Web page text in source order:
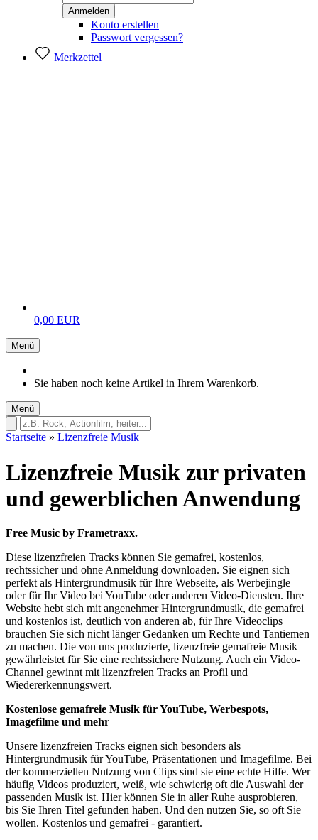
Konto erstellen
Passwort vergessen?
Merkzettel
0,00 EUR
Menü
Sie haben noch keine Artikel in Ihrem Warenkorb.
Menü
Startseite » Lizenzfreie Musik
Lizenzfreie Musik zur privaten
und gewerblichen Anwendung
Free Music by Frametraxx.
Diese lizenzfreien Tracks können Sie gemafrei, kostenlos,
rechtssicher und ohne Anmeldung downloaden. Sie eignen sich
perfekt als Hintergrundmusik für Ihre Webseite, als Werbejingle
oder für Ihr Video bei YouTube oder anderen Video-Diensten. Ihre
Website hebt sich mit angenehmer Hintergrundmusik, die gemafrei
und kostenlos ist, deutlich von anderen ab, für Ihre Videoclips
brauchen Sie sich nicht länger Gedanken um Rechte und Tantiemen
zu machen. Die von uns produzierte, lizenzfreie gemafreie Musik
gewährleistet für Sie eine rechtssichere Nutzung. Auch ein Video-
Channel gewinnt mit lizenzfreien Tracks an Profil und
Wiedererkennungswert.
Kostenlose gemafreie Musik für YouTube, Werbespots,
Imagefilme und mehr
Unsere lizenzfreien Tracks eignen sich besonders als
Hintergrundmusik für YouTube, Präsentationen und Imagefilme. Bei
der kommerziellen Nutzung von Clips sind sie eine echte Hilfe. Wer
häufig Videos produziert, weiß, wie schwierig oft die Auswahl der
passenden Musik ist. Hier können Sie in aller Ruhe ausprobieren,
bis Sie Ihren Titel gefunden haben. Und den nutzen Sie, so oft Sie
wollen. Kostenlos und gemafrei - garantiert.